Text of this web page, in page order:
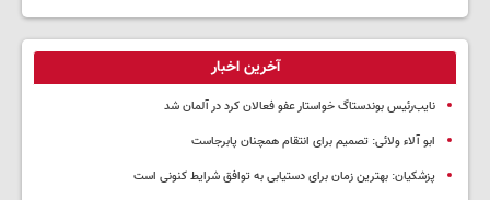
آخرین اخبار
نایب‌رئیس بوندستاگ خواستار عفو فعالان کرد در آلمان شد
ابو آلاء ولائی: تصمیم برای انتقام همچنان پابرجاست
پزشکیان‌: بهترین زمان برای دستیابی به توافق شرایط کنونی است